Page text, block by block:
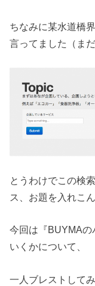
ちなみに某水道橋
言ってました（ま
とうわけでこの検
ス、お題を入れこ
今回は『BUYMAの
いくかについて、
一人ブレストして